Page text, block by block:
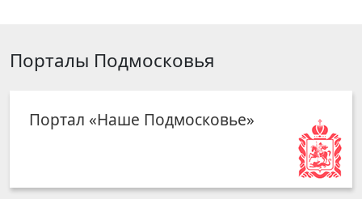
Порталы Подмосковья
Портал «Наше Подмосковье»